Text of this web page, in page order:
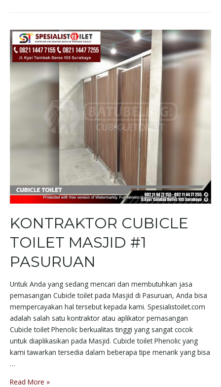
KONTRAKTOR CUBICLE
TOILET MASJID #1
PASURUAN
Untuk Anda yang sedang mencari dan membutuhkan jasa
pemasangan Cubicle toilet pada Masjid di Pasuruan, Anda bisa
mempercayakan hal tersebut kepada kami. Spesialistoilet.com
adalah salah satu kontraktor atau aplikator pemasangan
Cubicle toilet Phenolic berkualitas tinggi yang sangat cocok
untuk diaplikasikan pada Masjid. Cubicle toilet Phenolic yang
kami tawarkan tersedia dalam beberapa tipe menarik yang bisa
…
Read More »